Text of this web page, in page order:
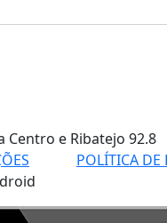
Centro e Ribatejo 92.8
POLÍTICA DE